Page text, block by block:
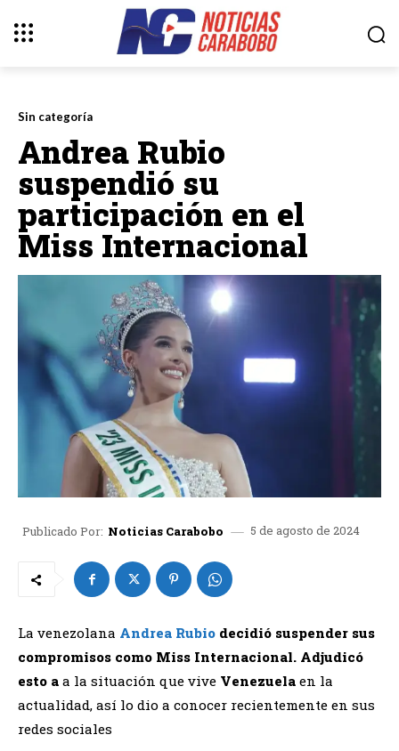
Sin categoría
Andrea Rubio
suspendió su
participación en el
Miss Internacional
Publicado Por: Noticias Carabobo 5 de agosto de 2024
La venezolana Andrea Rubio decidió suspender sus
compromisos como Miss Internacional. Adjudicó
esto a a la situación que vive Venezuela en la
actualidad, así lo dio a conocer recientemente en sus
redes sociales